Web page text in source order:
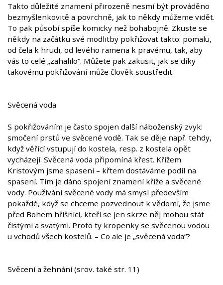
Takto důležité znamení přirozeně nesmí být prováděno
bezmyšlenkovitě a povrchně, jak to někdy můžeme vidět.
To pak působí spíše komicky než bohabojně. Zkuste se
někdy na začátku své modlitby pokřižovat takto: pomalu,
od čela k hrudi, od levého ramena k pravému, tak, aby
vás to celé „zahalilo“. Můžete pak zakusit, jak se díky
takovému pokřižování může člověk soustředit.
Svěcená voda
S pokřižováním je často spojen další náboženský zvyk:
smočení prstů ve svěcené vodě. Tak se děje např. tehdy,
když věřící vstupují do kostela, resp. z kostela opět
vycházejí. Svěcená voda připomíná křest. Křížem
Kristovým jsme spaseni – křtem dostáváme podíl na
spasení. Tím je dáno spojení znamení kříže a svěcené
vody. Používání svěcené vody má smysl především
pokaždé, když se chceme pozvednout k vědomí, že jsme
před Bohem hříšníci, kteří se jen skrze něj mohou stát
čistými a svatými. Proto ty kropenky se svěcenou vodou
u vchodů všech kostelů. – Co ale je „svěcená voda“?
Svěcení a žehnání (srov. také str. 11)